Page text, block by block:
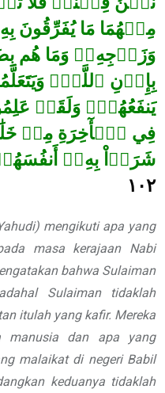
مِنۡهُمَا مَا
وَزَوۡجِهِۦۚ وَمَا هُم
بِإِذۡنِ ٱللَّهِۚ
يَنفَعُهُمۡۚ وَلَقَدۡ
فِي ٱلۡأٓخِرَةِ مِنۡ
شَرَوۡاْ بِهِۦٓ
١٠٢
mengikuti apa yang
masa kerajaan Nabi
bahwa Sulaiman
Sulaiman tidaklah
itulah yang kafir. Mereka
manusia dan apa yang
malaikat di negeri Babil
keduanya tidaklah